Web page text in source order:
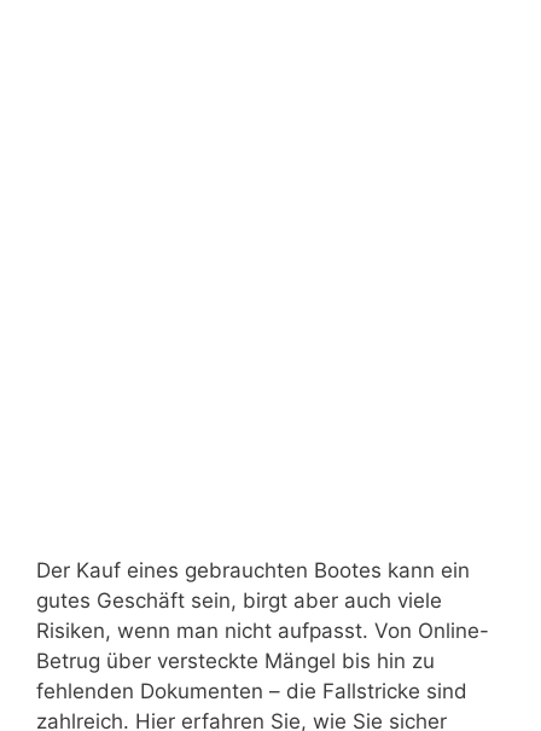
Der Kauf eines gebrauchten Bootes kann ein
gutes Geschäft sein, birgt aber auch viele
Risiken, wenn man nicht aufpasst. Von Online-
Betrug über versteckte Mängel bis hin zu
fehlenden Dokumenten – die Fallstricke sind
zahlreich. Hier erfahren Sie, wie Sie sicher